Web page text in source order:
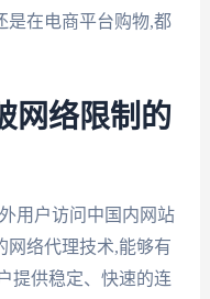
是在电商平台购物,都
网络限制的
用户访问中国内网站
网络代理技术,能够有
提供稳定、快速的连